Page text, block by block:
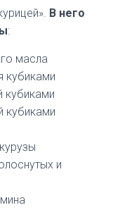
В него
:
масла
кубиками
кубиками
кубиками
и